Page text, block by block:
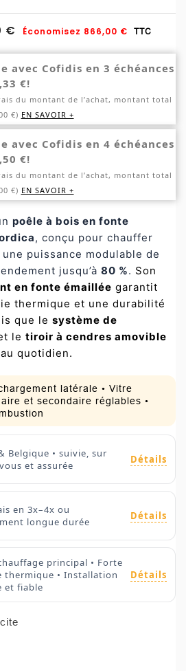
€ Économisez 866,00 € TTC
avec Cofidis en 3 échéances
€!
du montant de l’achat, montant total
€) EN SAVOIR +
avec Cofidis en 4 échéances
€!
du montant de l’achat, montant total
€) EN SAVOIR +
poêle à bois en fonte
, conçu pour chauffer
une puissance modulable de
jusqu’à 80 %. Son
en fonte émaillée garantit
thermique et une durabilité
que le système de
le tiroir à cendres amovible
quotidien.
latérale • Vitre
et secondaire réglables •
Belgique • suivie, sur
et assurée
Détails
en 3x–4x ou
longue durée
Détails
principal • Forte
thermique • Installation
et fiable
Détails